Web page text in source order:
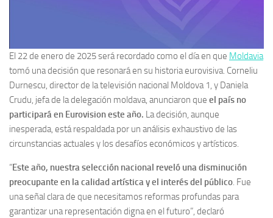
El 22 de enero de 2025 será recordado como el día en que Moldavia
tomó una decisión que resonará en su historia eurovisiva. Corneliu
Durnescu, director de la televisión nacional Moldova 1, y Daniela
Crudu, jefa de la delegación moldava, anunciaron que el país no
participará en Eurovision este año. La decisión, aunque
inesperada, está respaldada por un análisis exhaustivo de las
circunstancias actuales y los desafíos económicos y artísticos.
“Este año, nuestra selección nacional reveló una disminución
preocupante en la calidad artística y el interés del público. Fue
una señal clara de que necesitamos reformas profundas para
garantizar una representación digna en el futuro”, declaró